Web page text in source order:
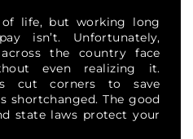
life, but working long
isn’t. Unfortunately,
the country face
even realizing it.
cut corners to save
shortchanged. The good
state laws protect your